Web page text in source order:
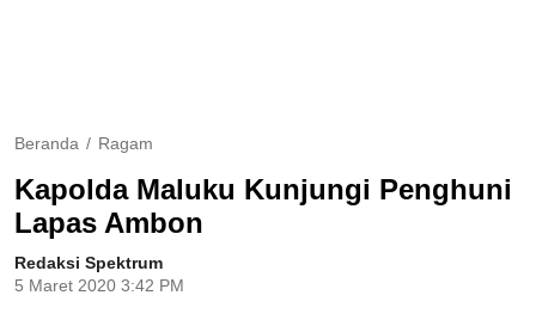
Beranda Ragam
Kapolda Maluku Kunjungi Penghuni
Lapas Ambon
Redaksi Spektrum
5 Maret 2020 3:42 PM